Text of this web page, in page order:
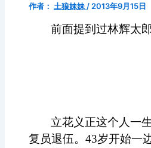
作者： 土狼妹妹 / 2013年9月15日
前面提到过林辉太
立花义正这个人一
复员退伍。43岁开始一